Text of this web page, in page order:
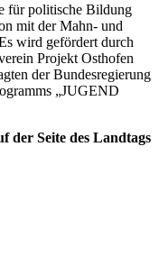
für politische Bildung
mit der Mahn- und
wird gefördert durch
Projekt Osthofen
der Bundesregierung
„JUGEND
der Seite des Landtags